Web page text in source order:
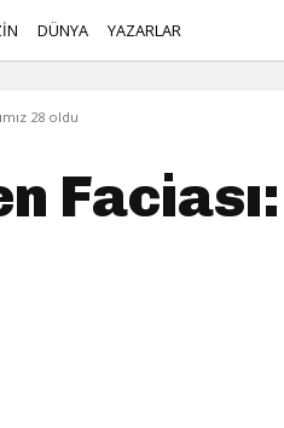
DÜNYA YAZARLAR
28 oldu